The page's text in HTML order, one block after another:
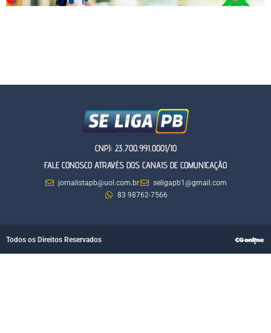
CNPJ: 23.700.991.0001/10
FALE CONOSCO ATRAVÉS DOS CANAIS DE COMUNICAÇÃO
jornalistapb@uol.com.br
seligapb1@gmail.com
83 98762-7566
Todos os Direitos Reservados